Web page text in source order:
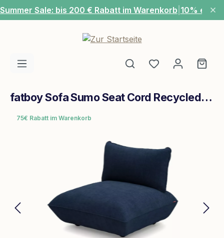
Zum Hauptinhalt springen
Summer Sale: bis 200 € Rabatt im Warenkorb 10% extra
Du hast 0
fatboy Sofa Sumo Seat Cord Recycled Deep Blue
75€ Rabatt im Warenkorb
Bildergalerie überspringen